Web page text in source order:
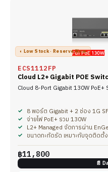
◐ Low Stock · Reserve Now
ECS1112FP
Cloud L2+ Gigabit POE
Cloud 8-Port Gigabit 130W
8 พอร์ต Gigabit + 2 ช่อง 1G
จ่ายไฟ PoE+ รวม 130W
L2+ Managed จัดการผ่าน
ขนาดกะทัดรัด เหมาะกับจุดติดตั้ง
฿11,800
📄